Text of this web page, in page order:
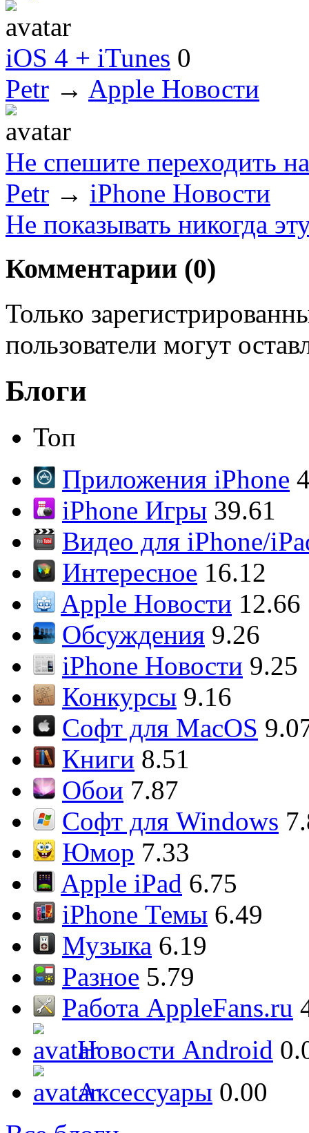
iOS 4 + iTunes 0
Petr → Apple Новости
Не спешите переходить
Petr → iPhone Новости
Не показывать никогда
Комментарии (0)
Только
пользователи могут
Блоги
Топ
Приложения iPhone
iPhone Игры 39.61
Видео для iPhone/
Интересное 16.12
Apple Новости 12.66
Обсуждения 9.26
iPhone Новости 9.25
Конкурсы 9.16
Софт для MacOS
Книги 8.51
Обои 7.87
Софт для Windows
Юмор 7.33
Apple iPad 6.75
iPhone Темы 6.49
Музыка 6.19
Разное 5.79
Работа AppleFans.ru
Новости Android
Аксессуары 0.00